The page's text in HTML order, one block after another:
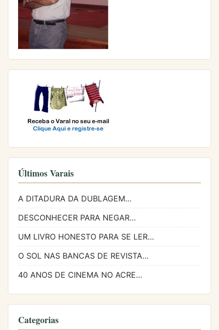
Últimos Varais
A DITADURA DA DUBLAGEM…
DESCONHECER PARA NEGAR…
UM LIVRO HONESTO PARA SE LER…
O SOL NAS BANCAS DE REVISTA…
40 ANOS DE CINEMA NO ACRE…
Categorias